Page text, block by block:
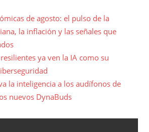
de agosto: el pulso de la
la inflación y las señales que
ya ven la IA como su
la inteligencia a los audífonos de
nuevos DynaBuds